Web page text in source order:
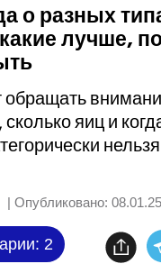
о разных
лучше,
обращать
яиц и
| Опубликовано:
2